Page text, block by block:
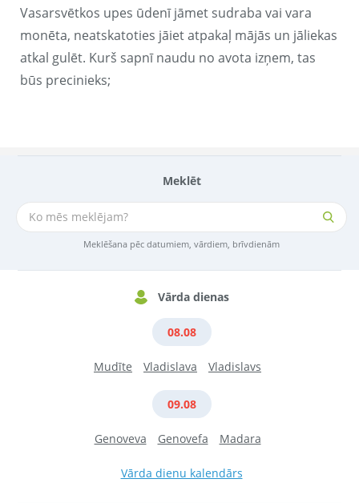
Meklēt
Meklēšana pēc datumiem, vārdiem, brīvdienām
Vārda dienas
08.08
Mudīte Vladislava Vladislavs
09.08
Genoveva Genovefa Madara
Vārda dienu kalendārs
Vasarsvētkos upes ūdenī jāmet sudraba vai vara
monēta, neatskatoties jāiet atpakaļ mājās un jāliekas
atkal gulēt. Kurš sapnī naudu no avota izņem, tas
būs precinieks;